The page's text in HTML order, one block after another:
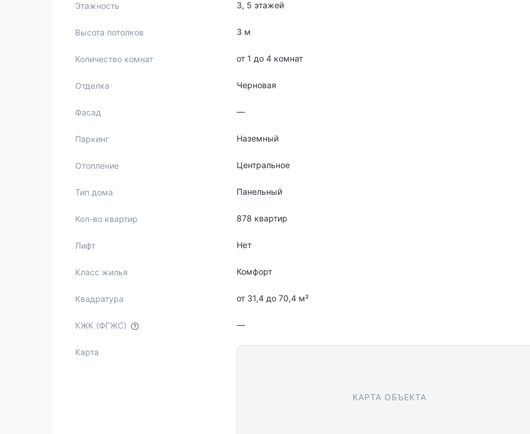
Этажность 3, 5 этажей
Высота потолков 3 м
Количество комнат от 1 до 4 комнат
Отделка Черновая
Фасад —
Паркинг Наземный
Отопление Центральное
Тип дома Панельный
Кол-во квартир 878 квартир
Лифт Нет
Класс жилья Комфорт
Квадратура от 31,4 до 70,4 м²
КЖК (ФГЖС) —
Карта
КАРТА ОБЪЕКТА